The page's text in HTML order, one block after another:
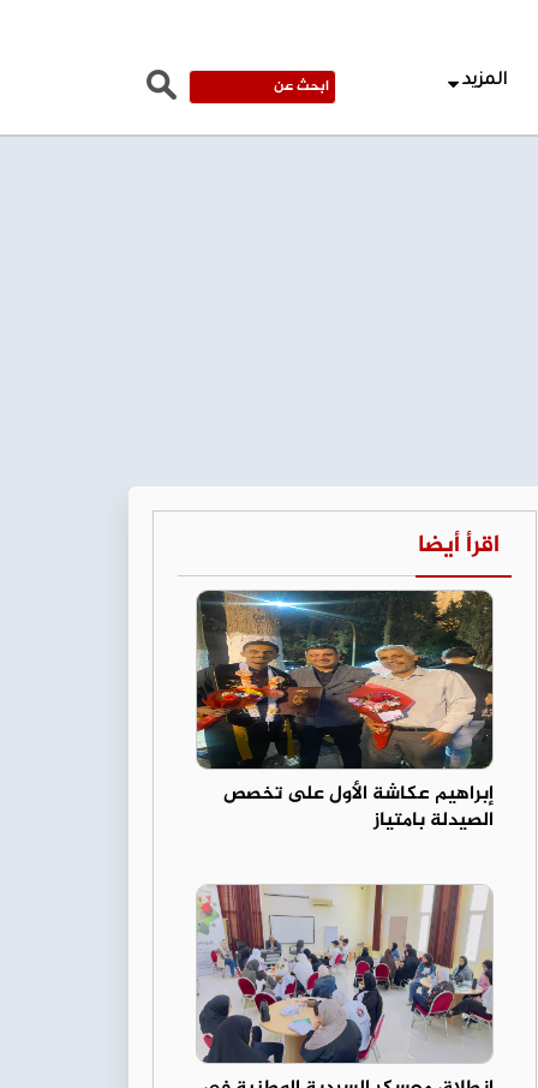
المزيد
اقرأ أيضا
إبراهيم عكاشة الأول على تخصص
الصيدلة بامتياز